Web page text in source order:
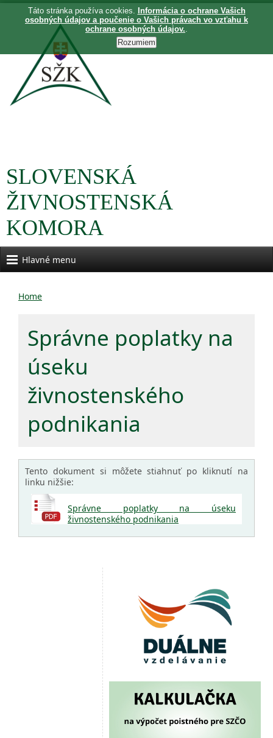
SLOVENSKÁ
ŽIVNOSTENSKÁ
KOMORA
Hlavné menu
Home
Správne poplatky na
úseku
živnostenského
podnikania
Tento dokument si môžete stiahnuť po kliknutí na
linku nižšie:
Správne poplatky na úseku
živnostenského podnikania
Táto stránka používa cookies.
Informácia o ochrane Vašich
osobných údajov a poučenie o Vašich právach vo vzťahu k
ochrane osobných údajov..